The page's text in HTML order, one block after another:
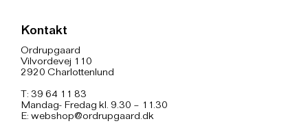
Kontakt
Ordrupgaard
Vilvordevej 110
2920 Charlottenlund
T: 39 64 11 83
Mandag- Fredag kl. 9.30 – 11.30
E: webshop@ordrupgaard.dk